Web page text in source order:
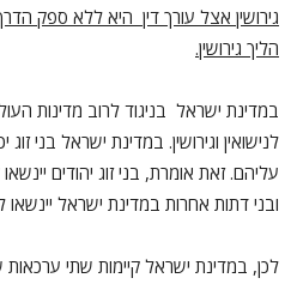
גירושין אצל עורך דין היא ללא ספק
הליך גירושין.
במדינת ישראל בניגוד לרוב מדינות
לנישואין וגירושין. במדינת ישראל בני
עליהם. זאת אומרת, בני זוג יהודים
ובני דתות אחרות במדינת ישראל
לכן, במדינת ישראל קיימות שתי ערכאות